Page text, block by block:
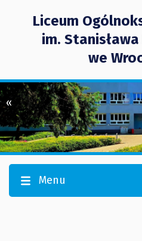
Liceum
im.
we
«
Menu